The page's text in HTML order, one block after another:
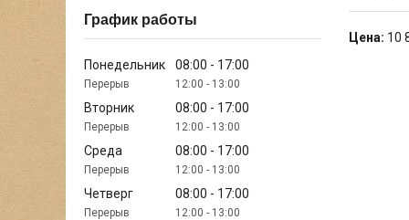
Цена: 10
График работы
Понедельник 08:00 17:00
12:00 13:00
Вторник 08:00 17:00
12:00 13:00
Среда 08:00 17:00
12:00 13:00
Четверг 08:00 17:00
12:00 13:00